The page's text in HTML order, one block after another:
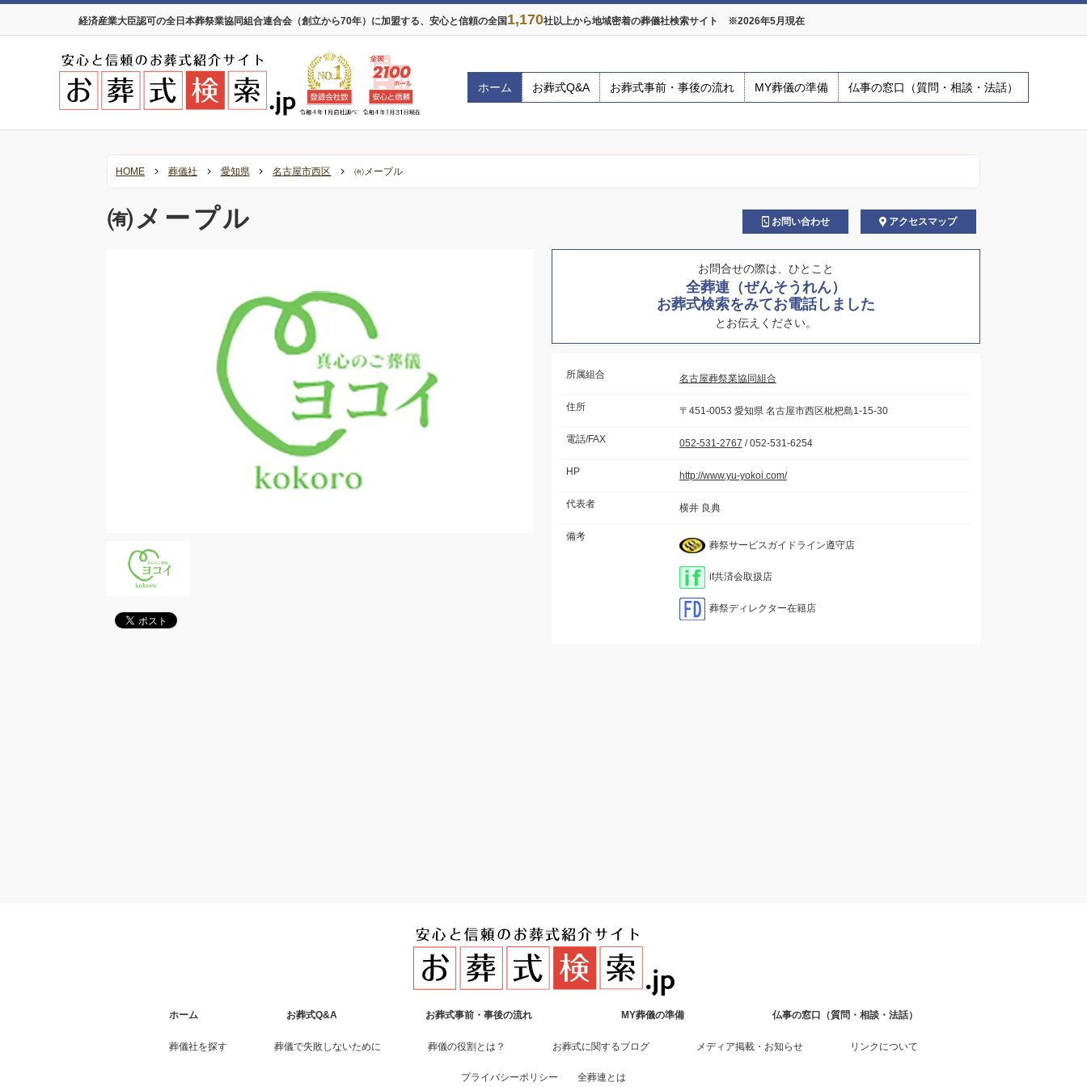
経済産業大臣認可の全日本葬祭業協同組合連合会（創立から70年）に加盟する、安心と信頼の全国1,170社以上から地域密着の葬儀社検索サイト ※2026年5月現在
ホーム お葬式Q&A お葬式事前・事後の流れ MY葬儀の準備 仏事の窓口（質問・相談・法話）
HOME 葬儀社 愛知県 名古屋市西区 ㈲メープル
㈲メープル お問い合わせ アクセスマップ
お問合せの際は、ひとこと
全葬連（ぜんそうれん）
お葬式検索をみてお電話しました
とお伝えください。
所属組合 名古屋葬祭業協同組合
住所 〒451-0053 愛知県 名古屋市西区枇杷島1-15-30
電話/FAX 052-531-2767 / 052-531-6254
HP http://www.yu-yokoi.com/
代表者 横井 良典
備考
葬祭サービスガイドライン遵守店
if共済会取扱店
葬祭ディレクター在籍店
ホーム お葬式Q&A お葬式事前・事後の流れ MY葬儀の準備 仏事の窓口（質問・相談・法話）
葬儀社を探す 葬儀で失敗しないために 葬儀の役割とは？ お葬式に関するブログ メディア掲載・お知らせ リンクについて
プライバシーポリシー 全葬連とは